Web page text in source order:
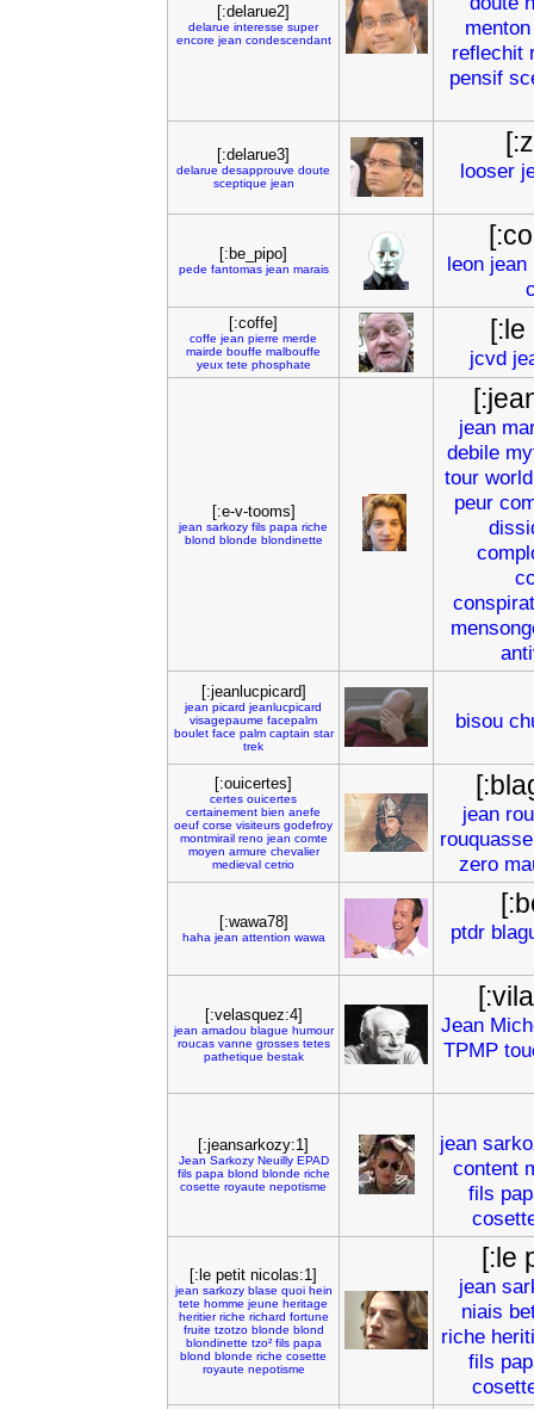
[:delarue2]
delarue interesse super
encore jean condescendant
menton
reflechit
pensif
[:delarue3]
delarue desapprouve doute
sceptique jean
looser
[:be_pipo]
pede fantomas jean marais leon jean
[:coffe]
coffe jean pierre merde
mairde bouffe malbouffe
yeux tete phosphate
[:le
jcvd
[:e-v-tooms]
jean sarkozy fils papa riche
blond blonde blondinette
jean
debile
tour world
peur
[:jeanlucpicard]
jean picard jeanlucpicard
visagepaume facepalm
boulet face palm captain star
trek
bisou
[:ouicertes]
certes ouicertes
certainement bien anefe
oeuf corse visiteurs godefroy
montmirail reno jean comte
moyen armure chevalier
medieval cetrio
jean
rouquasse
zero
[:wawa78]
haha jean attention wawa ptdr
[:velasquez:4]
jean amadou blague humour
roucas vanne grosses tetes
pathetique bestak
Jean
TPMP
[:jeansarkozy:1]
Jean Sarkozy Neuilly EPAD
fils papa blond blonde riche
cosette royaute nepotisme
jean
content
fils
[:le petit nicolas:1]
jean sarkozy blase quoi hein
tete homme jeune heritage
heritier riche richard fortune
fruite tzotzo blonde blond
blondinette tzo² fils papa
blond blonde riche cosette
royaute nepotisme
[:le
jean
niais
riche
fils